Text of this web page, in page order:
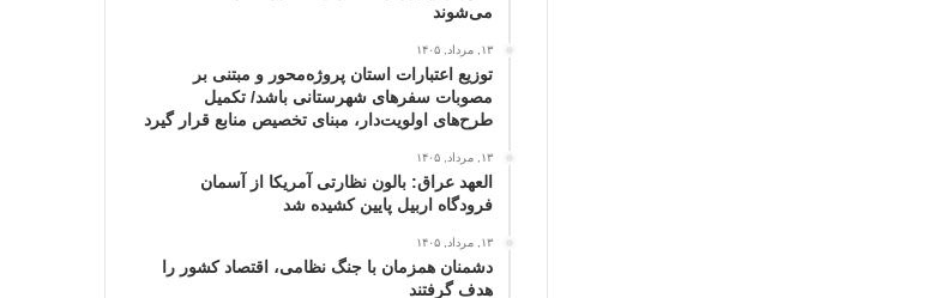
می‌شوند
۱۳, مرداد, ۱۴۰۵
توزیع اعتبارات استان پروژه‌محور و مبتنی بر
مصوبات سفرهای شهرستانی باشد/ تکمیل
طرح‌های اولویت‌دار، مبنای تخصیص منابع قرار گیرد
۱۳, مرداد, ۱۴۰۵
العهد عراق: بالون نظارتی آمریکا از آسمان
فرودگاه اربیل پایین کشیده شد
۱۳, مرداد, ۱۴۰۵
دشمنان همزمان با جنگ نظامی، اقتصاد کشور را
هدف گرفتند